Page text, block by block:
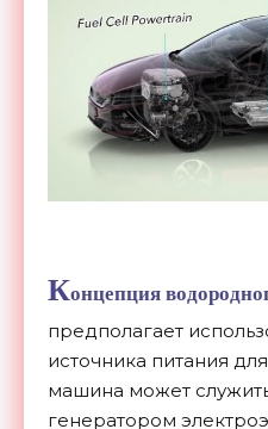
Концепция
предполагает
источника питания
машина может
генератором